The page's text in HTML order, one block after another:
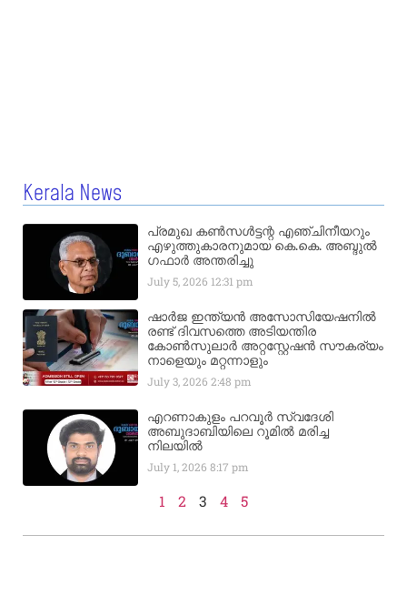
Kerala News
പ്രമുഖ കൺസൾട്ടന്റ എഞ്ചിനീയറും
എഴുത്തുകാരനുമായ കെ.കെ. അബ്ദുൽ
ഗഫാർ അന്തരിച്ചു
July 5, 2026 12:31 pm
ഷാർജ ഇന്ത്യൻ അസോസിയേഷനിൽ
രണ്ട് ദിവസത്തെ അടിയന്തിര
കോൺസുലാർ അറ്റസ്റ്റേഷൻ സൗകര്യം
നാളെയും മറ്റന്നാളും
July 3, 20262:48 pm
എറണാകുളം പറവൂർ സ്വദേശി
അബുദാബിയിലെ റൂമിൽ മരിച്ച
നിലയിൽ
July 1, 20268:17 pm
1 2 3 4 5